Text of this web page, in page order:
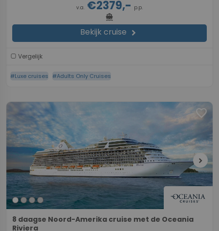
v.a. €2379,- p.p.
directions_boat
Bekijk cruise chevron_right
Vergelijk
#Luxe cruises #Adults Only Cruises
favorite
chevron_right
8 daagse Noord-Amerika cruise met de Oceania
Riviera